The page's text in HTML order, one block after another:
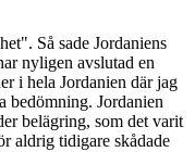
Så sade Jordaniens
nyligen avslutad en
i hela Jordanien där jag
bedömning. Jordanien
belägring, som det varit
aldrig tidigare skådade